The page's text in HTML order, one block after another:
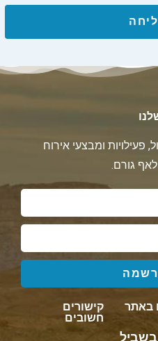
פעילויות ומבצעי אירוח
גורם.
באתר
קישורים
חשובים